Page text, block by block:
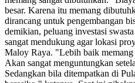
besar. Karena itu memang
dirancang untuk pengembangan
demikian, peluang investasi
sangat mendukung agar lokasi
Maloy Raya. "Lebih baik
Akan sangat menguntungkan
Sedangkan bila ditempatkan di